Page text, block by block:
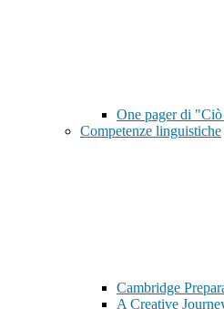
One pager di
Competenze linguistiche
Cambridge
A Creative